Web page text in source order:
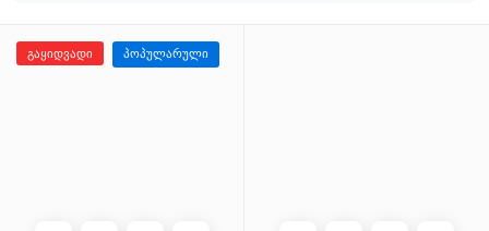
გაყიდვადი პოპულარული